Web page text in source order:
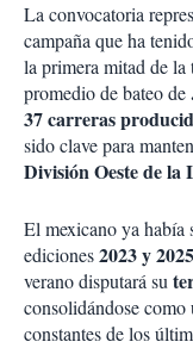
La convocatoria
campaña que ha
la primera mitad de la
promedio de bateo de
37 carreras
sido clave para
División Oeste de
El mexicano ya había
ediciones2023 y 2025
verano disputará su
consolidándose como
constantes de los